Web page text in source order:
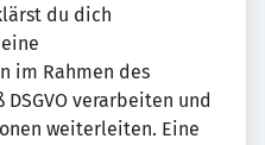
du dich
im Rahmen des
verarbeiten und
weiterleiten. Eine